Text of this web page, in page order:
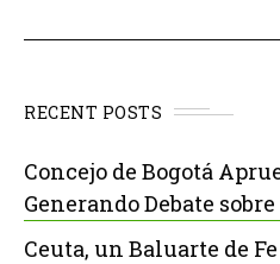
RECENT POSTS
Concejo de Bogotá
Generando Debate
Ceuta, un Baluarte de